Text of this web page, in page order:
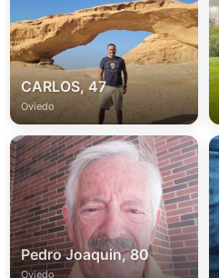
CARLOS, 47
Oviedo
Pedro Joaquin, 80
Oviedo